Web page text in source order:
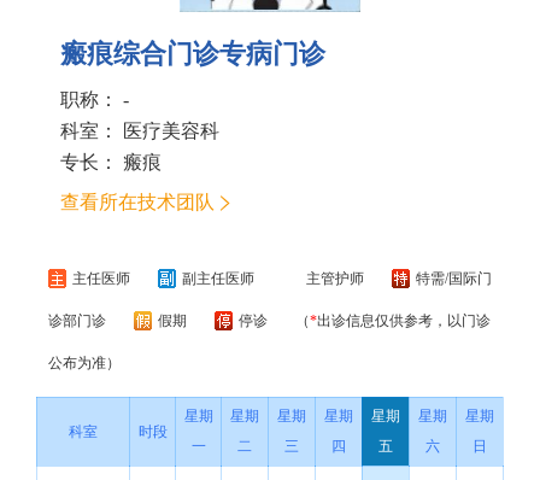
瘢痕综合门诊专病门诊
职称： -
科室：
医疗美容科
专长： 瘢痕
查看所在技术团队
主任医师 副主任医师 主管护师 特需/国际门
诊部门诊 假期 停诊 （*出诊信息仅供参考，以门诊
公布为准）
科室 时段
星期
一
星期
二
星期
三
星期
四
星期
五
星期
六
星期
日